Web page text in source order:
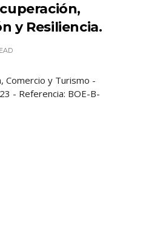
y Resiliencia.
Comercio y Turismo -
- Referencia: BOE-B-